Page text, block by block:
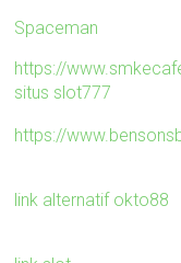
Spaceman
https://
situs slot777
https://
link alternatif okto88